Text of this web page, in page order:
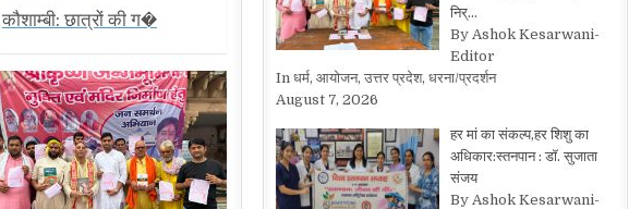
कौशाम्बी: छात्रों की ग�
निर्…
By Ashok Kesarwani-
Editor
In धर्म, आयोजन, उत्तर प्रदेश, धरना/प्रदर्शन
August 7, 2026
हर मां का संकल्प,हर शिशु का
अधिकार:स्तनपान : डॉ. सुजाता
संजय
By Ashok Kesarwani-